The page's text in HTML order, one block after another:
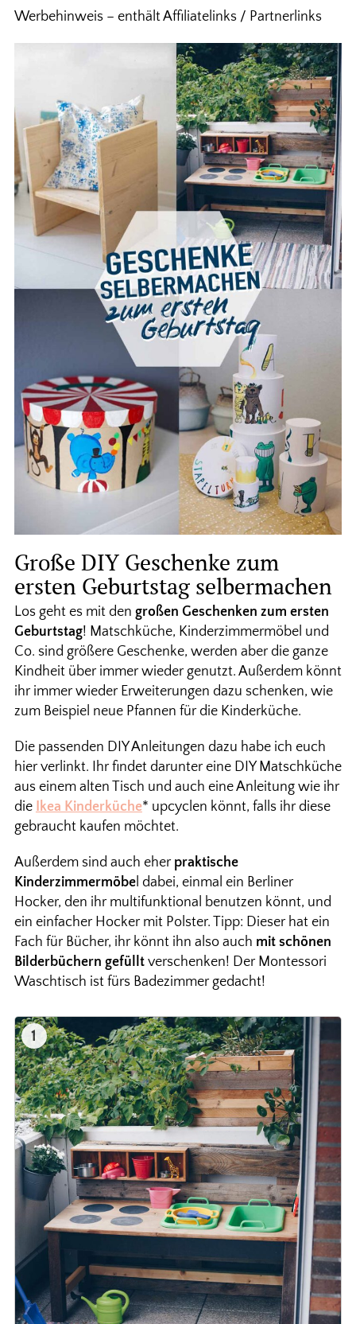
Werbehinweis – enthält Affiliatelinks / Partnerlinks
Große DIY Geschenke zum
ersten Geburtstag selbermachen
Los geht es mit den großen Geschenken zum ersten
Geburtstag! Matschküche, Kinderzimmermöbel und
Co. sind größere Geschenke, werden aber die ganze
Kindheit über immer wieder genutzt. Außerdem könnt
ihr immer wieder Erweiterungen dazu schenken, wie
zum Beispiel neue Pfannen für die Kinderküche.
Die passenden DIY Anleitungen dazu habe ich euch
hier verlinkt. Ihr findet darunter eine DIY Matschküche
aus einem alten Tisch und auch eine Anleitung wie ihr
die Ikea Kinderküche* upcyclen könnt, falls ihr diese
gebraucht kaufen möchtet.
Außerdem sind auch eher praktische
Kinderzimmermöbel dabei, einmal ein Berliner
Hocker, den ihr multifunktional benutzen könnt, und
ein einfacher Hocker mit Polster. Tipp: Dieser hat ein
Fach für Bücher, ihr könnt ihn also auch mit schönen
Bilderbüchern gefülltverschenken! Der Montessori
Waschtisch ist fürs Badezimmer gedacht!
1